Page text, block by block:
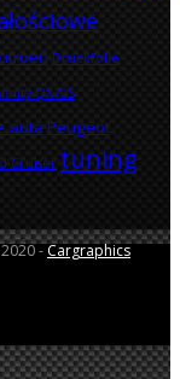
Druckfolie
QX70S
auta Peugeot
Cruiser tuning
-Cargraphics